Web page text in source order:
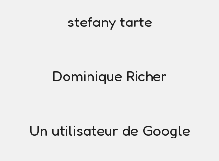
stefany tarte
Dominique Richer
Un utilisateur de Google